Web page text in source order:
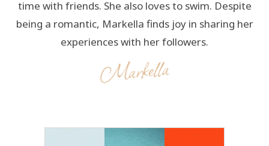
time with friends. She also loves to swim. Despite
being a romantic, Markella finds joy in sharing her
experiences with her followers.